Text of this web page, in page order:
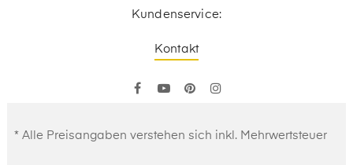
Kundenservice:
Kontakt
FacebookYouTubePinterest
* Alle Preisangaben verstehen sich inkl. Mehrwertsteuer